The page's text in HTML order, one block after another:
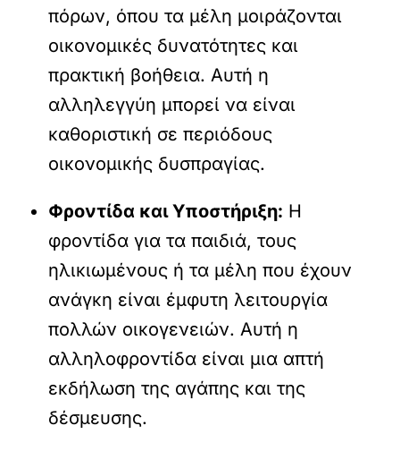
πόρων, όπου τα μέλη μοιράζονται
οικονομικές δυνατότητες και
πρακτική βοήθεια. Αυτή η
αλληλεγγύη μπορεί να είναι
καθοριστική σε περιόδους
οικονομικής δυσπραγίας.
Φροντίδα και Υποστήριξη: Η
φροντίδα για τα παιδιά, τους
ηλικιωμένους ή τα μέλη που έχουν
ανάγκη είναι έμφυτη λειτουργία
πολλών οικογενειών. Αυτή η
αλληλοφροντίδα είναι μια απτή
εκδήλωση της αγάπης και της
δέσμευσης.